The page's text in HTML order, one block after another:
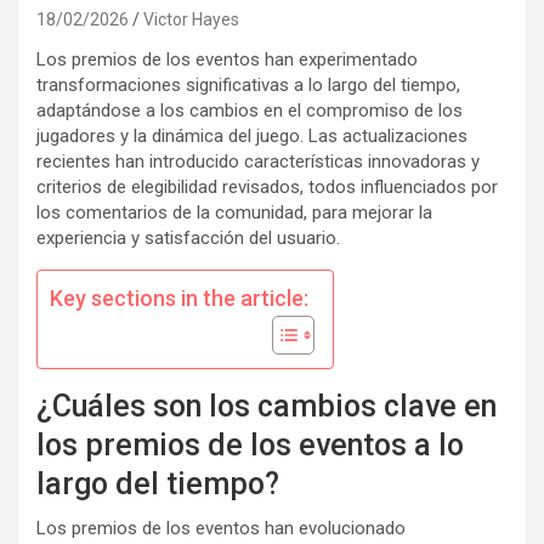
18/02/2026 Victor Hayes
Los premios de los eventos han experimentado
transformaciones significativas a lo largo del tiempo,
adaptándose a los cambios en el compromiso de los
jugadores y la dinámica del juego. Las actualizaciones
recientes han introducido características innovadoras y
criterios de elegibilidad revisados, todos influenciados por
los comentarios de la comunidad, para mejorar la
experiencia y satisfacción del usuario.
Key sections in the article:
¿Cuáles son los cambios clave en
los premios de los eventos a lo
largo del tiempo?
Los premios de los eventos han evolucionado